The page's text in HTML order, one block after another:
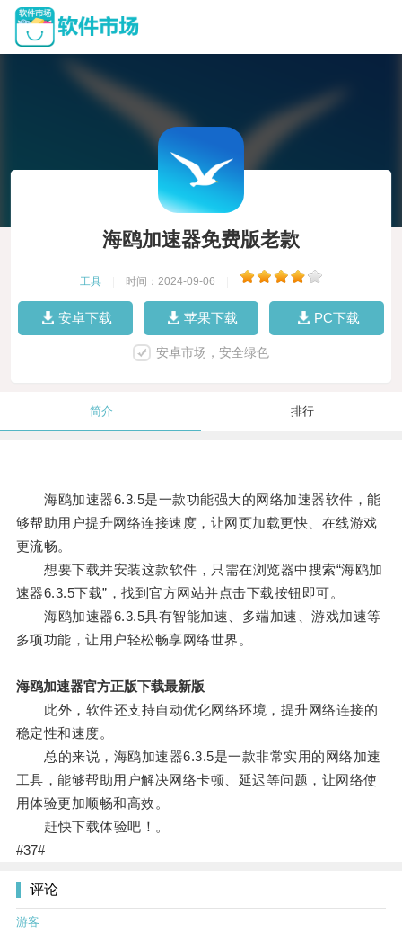
海鸥加速器免费版老款
工具 时间：2024-09-06
安卓下载 苹果下载 PC下载
安卓市场，安全绿色
简介 排行
海鸥加速器6.3.5是一款功能强大的网络加速器软件，能
够帮助用户提升网络连接速度，让网页加载更快、在线游戏
更流畅。
想要下载并安装这款软件，只需在浏览器中搜索“海鸥加
速器6.3.5下载”，找到官方网站并点击下载按钮即可。
海鸥加速器6.3.5具有智能加速、多端加速、游戏加速等
多项功能，让用户轻松畅享网络世界。
海鸥加速器官方正版下载最新版
此外，软件还支持自动优化网络环境，提升网络连接的
稳定性和速度。
总的来说，海鸥加速器6.3.5是一款非常实用的网络加速
工具，能够帮助用户解决网络卡顿、延迟等问题，让网络使
用体验更加顺畅和高效。
赶快下载体验吧！。
#37#
评论
游客